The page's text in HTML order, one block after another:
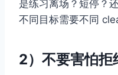
是练习离场？短停？
不同目标需要不同
2）不要害怕拒